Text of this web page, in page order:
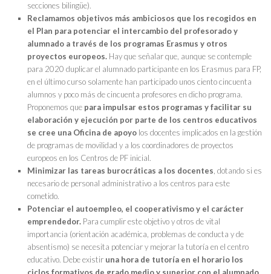
secciones bilingüe).
Reclamamos objetivos más ambiciosos que los recogidos en
el Plan para potenciar el intercambio del profesorado y
alumnado a través de los programas Erasmus y otros
proyectos europeos. Hay que señalar que, aunque se contemple
para 2020 duplicar el alumnado participante en los Erasmus para FP,
en el último curso solamente han participado unos ciento cincuenta
alumnos y poco más de cincuenta profesores en dicho programa.
Proponemos que para impulsar estos programas y facilitar su
elaboración y ejecución por parte de los centros educativos
se cree una Oficina de apoyo los docentes implicados en la gestión
de programas de movilidad y a los coordinadores de proyectos
europeos en los Centros de PF inicial.
Minimizar las tareas burocráticas a los docentes, dotando si es
necesario de personal administrativo a los centros para este
cometido.
Potenciar el autoempleo, el cooperativismo y el carácter
emprendedor. Para cumplir este objetivo y otros de vital
importancia (orientación académica, problemas de conducta y de
absentismo) se necesita potenciar y mejorar la tutoría en el centro
educativo. Debe existir una hora de tutoría en el horario los